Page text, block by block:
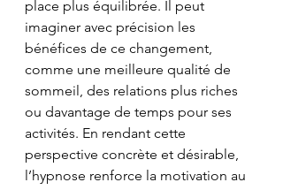
place plus équilibrée. Il peut
imaginer avec précision les
bénéfices de ce changement,
comme une meilleure qualité de
sommeil, des relations plus riches
ou davantage de temps pour ses
activités. En rendant cette
perspective concrète et désirable,
l’hypnose renforce la motivation au